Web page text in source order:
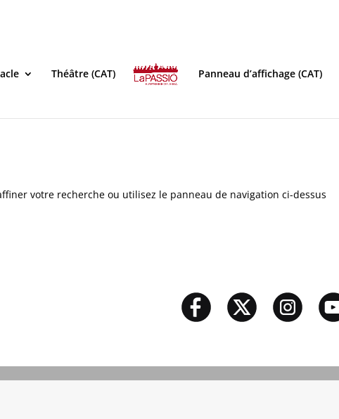
Théâtre (CAT) Panneau d’affichage (CAT)
votre recherche ou utilisez le panneau de navigation ci-dessus